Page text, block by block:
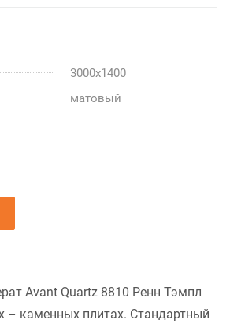
3000x1400
матовый
Avant Quartz 8810 Ренн Тэмпл
– каменных плитах. Стандартный